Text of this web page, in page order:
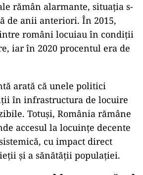
rămân alarmante, situația s-
de anii anteriori. În 2015,
români locuiau în condiții
iar în 2020 procentul era de
arată că unele politici
în infrastructura de locuire
Totuși, România rămâne
accesul la locuințe decente
cu impact direct
și a sănătății populației.